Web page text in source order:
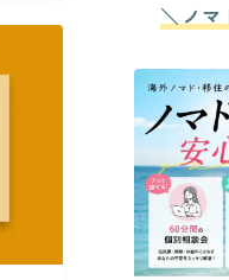
＼ノマ